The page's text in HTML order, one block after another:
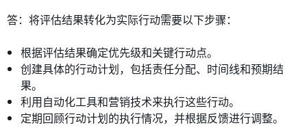
答：将评估结果转化为实际行动需要以下步骤：
根据评估结果确定优先级和关键行动点。
创建具体的行动计划，包括责任分配、时间线和预期结
果。
利用自动化工具和营销技术来执行这些行动。
定期回顾行动计划的执行情况，并根据反馈进行调整。